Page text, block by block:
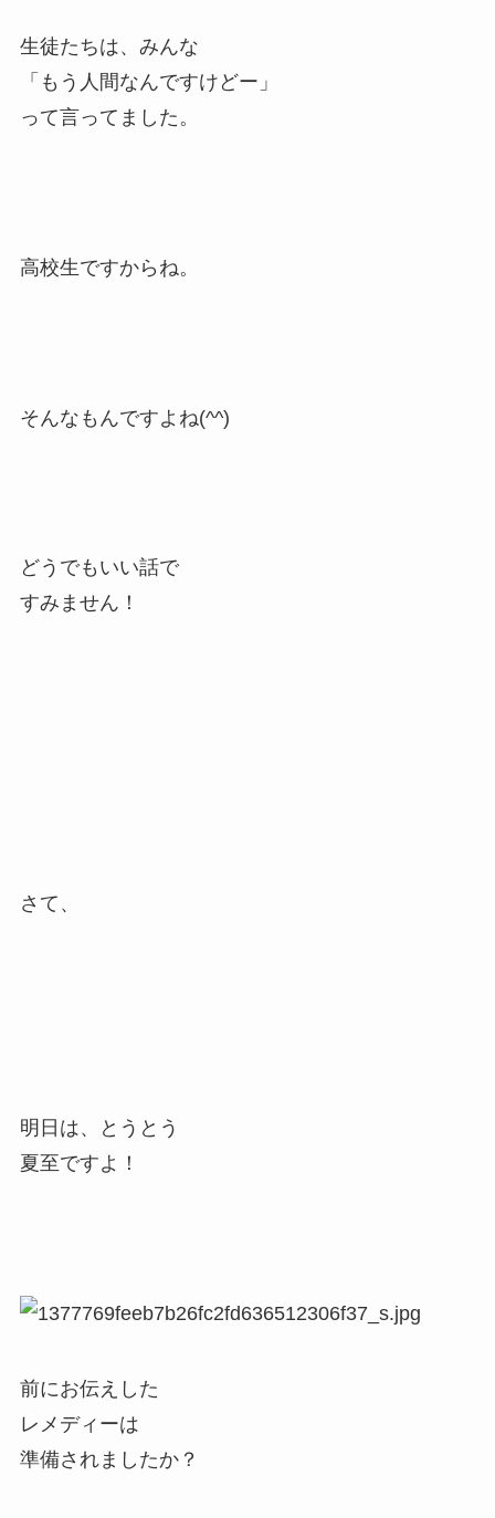
生徒たちは、みんな
「もう人間なんですけどー」
って言ってました。
高校生ですからね。
そんなもんですよね(^^)
どうでもいい話で
すみません！
さて、
明日は、とうとう
夏至ですよ！
前にお伝えした
レメディーは
準備されましたか？